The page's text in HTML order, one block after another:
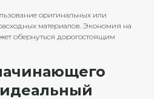
оригинальных или
материалов. Экономия на
обернуться дорогостоящим